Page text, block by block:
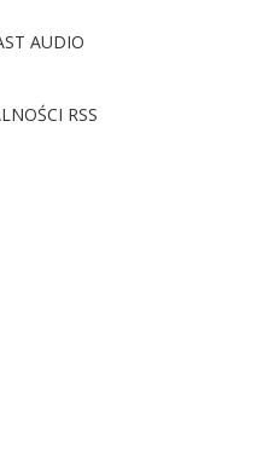
AUDIO
RSS